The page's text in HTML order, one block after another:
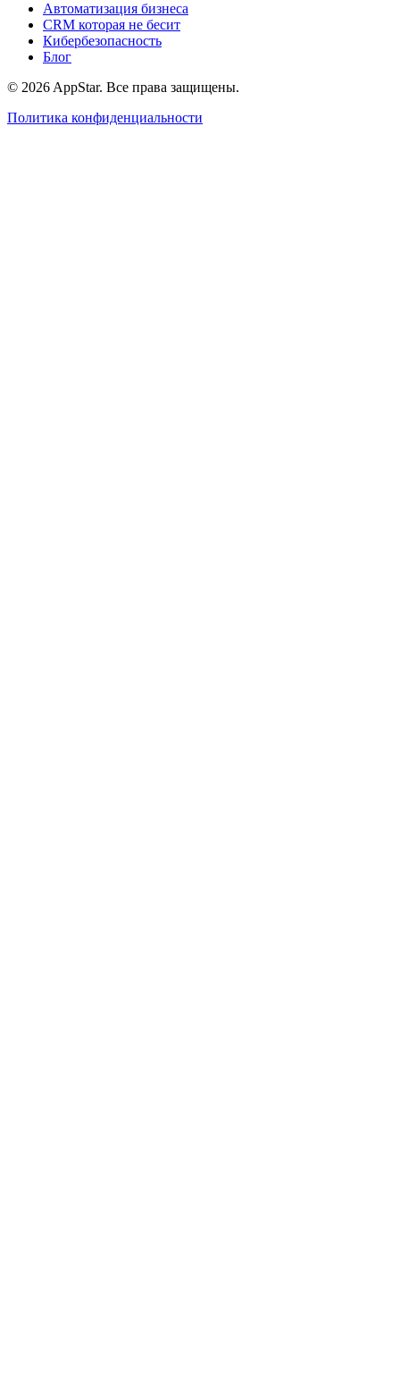
Автоматизация бизнеса
CRM которая не бесит
Кибербезопасность
Блог
© 2026 AppStar. Все права защищены.
Политика конфиденциальности